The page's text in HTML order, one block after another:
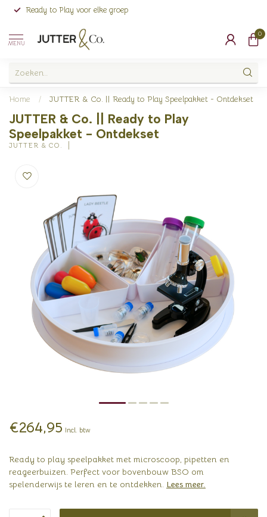
Ready to Play voor elke groep
MENU
0
Home / JUTTER & Co. || Ready to Play Speelpakket - Ontdekset
JUTTER & Co. || Ready to Play
Speelpakket - Ontdekset
JUTTER & CO.
€264,95 Incl. btw
Ready to play speelpakket met microscoop, pipetten en
reageerbuizen. Perfect voor bovenbouw BSO om
spelenderwijs te leren en te ontdekken. Lees meer.